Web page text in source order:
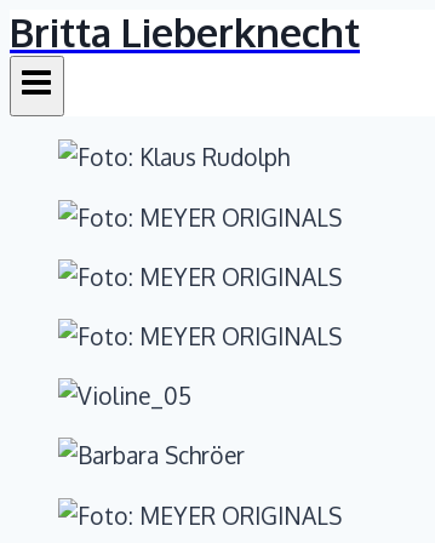
Zum
Inhalt
springen
Britta Lieberknecht